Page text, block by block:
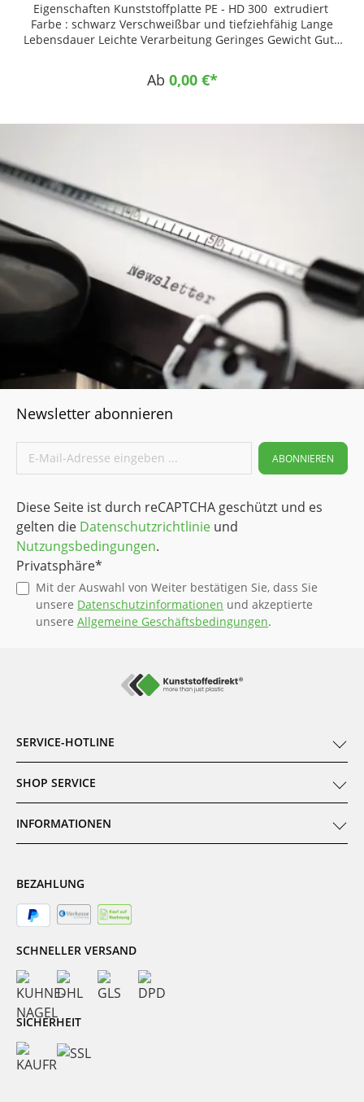
Eigenschaften Kunststoffplatte PE - HD 300 extrudiert
Farbe : schwarz Verschweißbar und tiefziehfähig Lange
Lebensdauer Leichte Verarbeitung Geringes Gewicht Gute
Feuchtigkeitsaufnahme Physiologisch unbedenklich Gute
mechanische Eigenschaften Einsatzgebiete Chemischer
Mitnehmer Förderelemente Rammschutzleisten
Schneidbretter/Schneidunterlagen Rammschutzleisten in
Supermärkten, Krankenhäusern, Kühl- und Schlachthäusern
Ab 0,00 €*
Newsletter abonnieren
ABONNIEREN
Diese Seite ist durch reCAPTCHA geschützt und es
gelten die Datenschutzrichtlinie und
Nutzungsbedingungen.
Privatsphäre*
Mit der Auswahl von Weiter bestätigen Sie, dass Sie
unsere Datenschutzinformationen und akzeptierte
unsere Allgemeine Geschäftsbedingungen.
SERVICE-HOTLINE
SHOP SERVICE
INFORMATIONEN
BEZAHLUNG
SCHNELLER VERSAND
SICHERHEIT